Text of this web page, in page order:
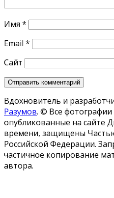
Имя *
Email *
Сайт
Вдохновитель и
Разумов. © Все фотографии
опубликованные на сайте
времени, защищены
Российской Федерации.
частичное копирование
автора.